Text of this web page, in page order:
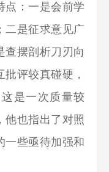
点：一是会前学
二是征求意见广
查摆剖析刀刃向
评较真碰硬，
是一次质量较
他也指出了对照
一些亟待加强和